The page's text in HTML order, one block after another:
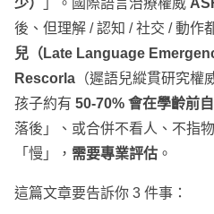
少）
」。國際語言治療權威
後、但理解 / 認知 / 社交 / 動作
兒（Late Language
Rescorla （遲語兒縱貫研究權
孩子約有 50-70% 會在學齡前
落後」、或合併不看人、不指
「慢」， 需要專業評估 。
這篇文章要告訴你 3 件事：